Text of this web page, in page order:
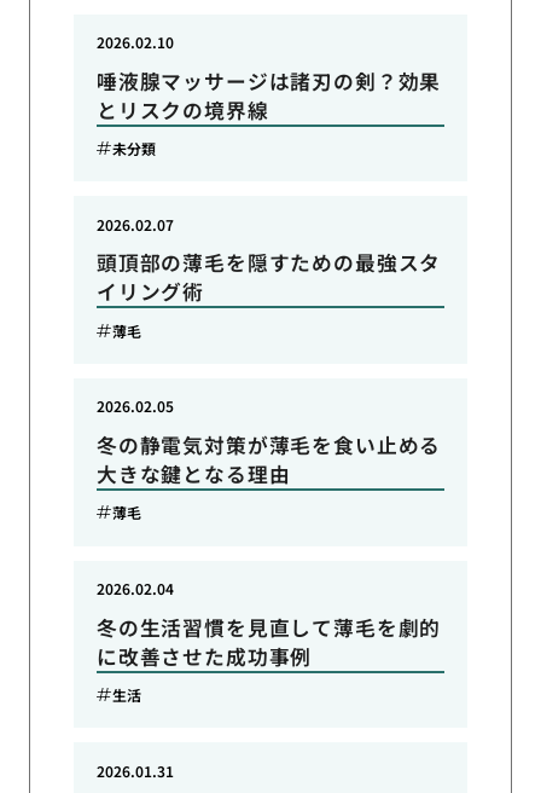
唾液腺マッサージは諸刃の剣？効果
とリスクの境界線
2026.02.10
未分類
頭頂部の薄毛を隠すための最強スタ
イリング術
2026.02.07
薄毛
冬の静電気対策が薄毛を食い止める
大きな鍵となる理由
2026.02.05
薄毛
冬の生活習慣を見直して薄毛を劇的
に改善させた成功事例
2026.02.04
生活
2026.01.31